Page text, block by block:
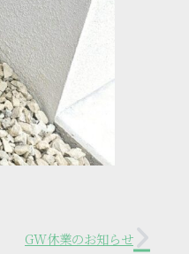
GW休業のお知らせ